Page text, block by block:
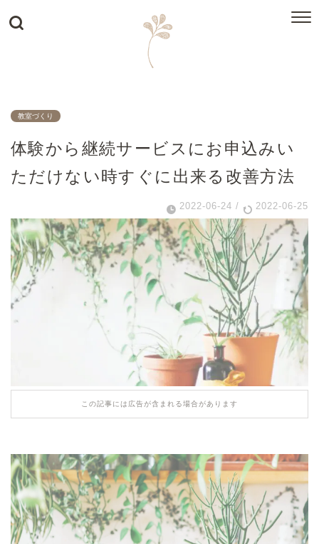
教室づくり
体験から継続サービスにお申込みい
ただけない時すぐに出来る改善方法
2022-06-24 / 2022-06-25
この記事には広告が含まれる場合があります